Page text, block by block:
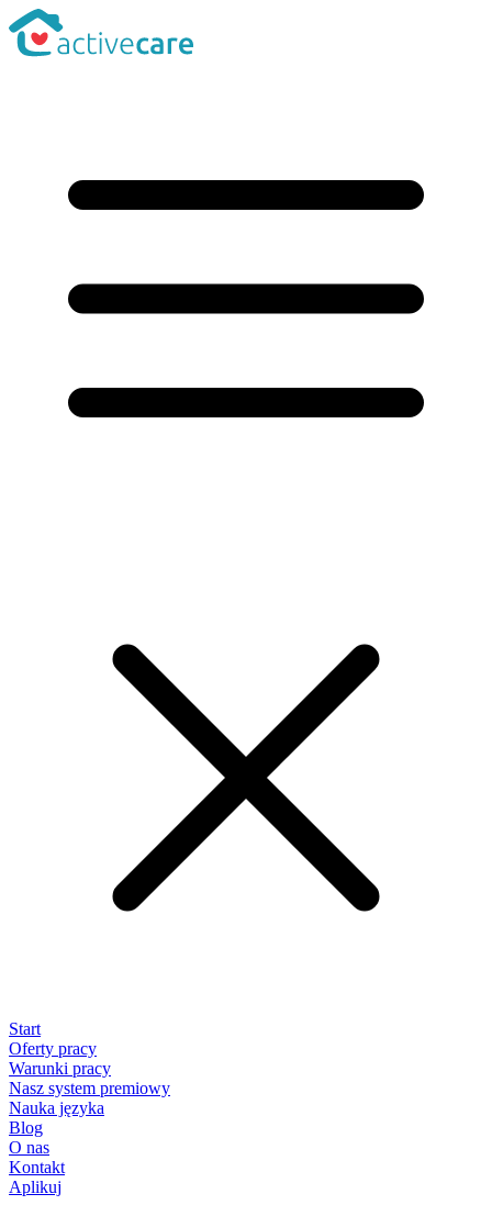
Start
Oferty pracy
Warunki pracy
Nasz system premiowy
Nauka języka
Blog
O nas
Kontakt
Aplikuj